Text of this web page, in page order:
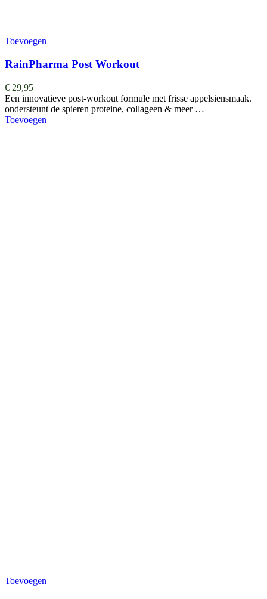
Toevoegen
RainPharma Post Workout
€ 29,95
Een innovatieve post-workout formule met frisse appelsiensmaak.
ondersteunt de spieren proteine, collageen & meer …
Toevoegen
Toevoegen